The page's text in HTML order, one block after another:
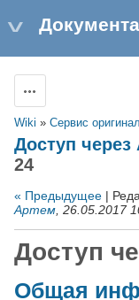
Wiki » Сервис
Доступ через
24
« Предыдущее |
Артем, 26.05.2017
Доступ
Общая